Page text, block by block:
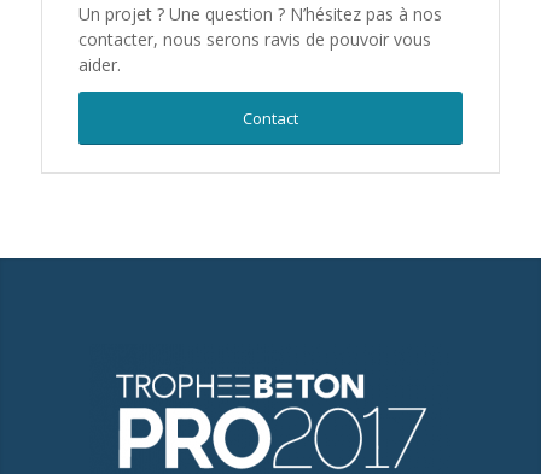
Un projet ? Une question ? N’hésitez pas à nos
contacter, nous serons ravis de pouvoir vous
aider.
Contact